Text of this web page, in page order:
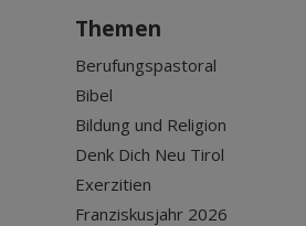
Themen
Berufungspastoral
Bibel
Bildung und Religion
Denk Dich Neu Tirol
Exerzitien
Franziskusjahr 2026